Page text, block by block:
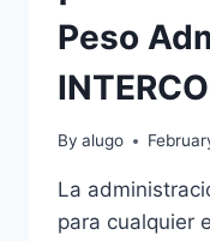
Peso
By alugo
La
para cualquier